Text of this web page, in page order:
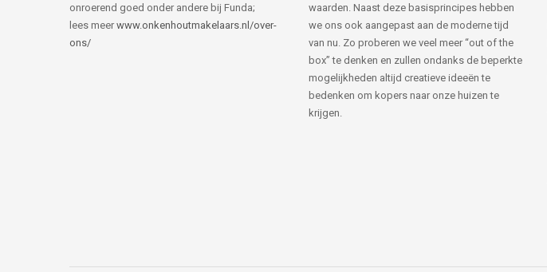
onroerend goed onder andere bij Funda;
lees meer www.onkenhoutmakelaars.nl/over-
ons/
waarden. Naast deze basisprincipes hebben
we ons ook aangepast aan de moderne tijd
van nu. Zo proberen we veel meer “out of the
box” te denken en zullen ondanks de beperkte
mogelijkheden altijd creatieve ideeën te
bedenken om kopers naar onze huizen te
krijgen.